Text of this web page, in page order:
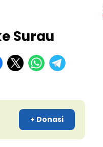
Surau
+ Donasi